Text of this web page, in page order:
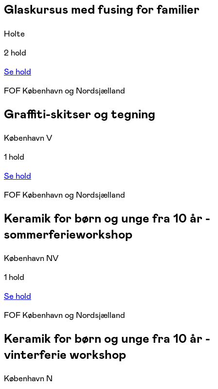
Glaskursus med fusing for familier
Holte
2 hold
Se hold
FOF København og Nordsjælland
Graffiti-skitser og tegning
København V
1 hold
Se hold
FOF København og Nordsjælland
Keramik for børn og unge fra 10 år -
sommerferieworkshop
København NV
1 hold
Se hold
FOF København og Nordsjælland
Keramik for børn og unge fra 10 år -
vinterferie workshop
København N